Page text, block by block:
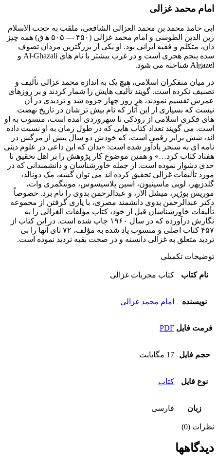
امام محمد غزالی
ابی حامد محمد بن محمد الغزالی الشافعی، ملقب به حجت‌ الاسلام
زین الدین الطوسی و امام محمد غزالی (۴۵۰ — ۵۰۵ ه‍ ق) همه‌ چیز
دان، متکلم و فقیه ایرانی بود. او یکی از بزرگترین مردان تصوف
سده پنجم هجری است و در غرب بیشتر با نام‌ های Al-Ghazali و
Algazel شناخته می‌ شود.
در میان متفکران اسلامی، هیچ‌ یک به اندازه محمد غزالی تألیف و
تصنیف نکرده‌ است. گویند تألیف‌ هایش را شمار کردند و بر روزهای
عمرش تقسیم نمودند، هر روز چهار جزوه شد و تردیدی در آن
نیست که بسیاری از این آثار که نام بیش‌ تر شان در تاریخ نهضت‌
های فکری اسلامی از رودکی تا سهروردی آمده‌ است، منسوب به او
است. می‌ گویند تعداد کتاب‌ هایی که در طول زمان به او نسبت داده‌
اند، شش برابر رقمی است، که خودش دو سال پیش از مرگش در
نامه‌ ای به سنجر یادآور شده‌ است: «بدان که این داعی در علوم دینی
هفتاد کتاب کرد…» و همین موضوع کار پژوهش را بر اهل تحقیق تا
حدی دشوار نموده‌ است. از جمله خاورشناسان و دانشمندانی که در
مورد تألیفات غزالی تحقیق کرده‌ اند می‌ توان گشه، مک دونالد،
گلدزیهر، لویی ماسینیون، اسین پلاسیسوس، مونتگمری وات،
موریس بوژیر، میشل آلار، و عبدالرحمن بدوی را نام برد. خصوصاً
دکتر عبدالرحمن بدوی دانشمند مصری، با یاری گرفتن از مجموعه
تألیفات خاورشناسان قبل از خود، کتاب مؤلفات الغزالی را به
نگارش درآورده که در سال ۱۹۶۰ چاپ شده‌ است. در این کتاب از
۴۵۷ کتاب اصلی و منسوب یاد شده به مؤلف، ۷۲ تای آنها را بی‌
تردید متعلق به غزالی دانسته و در صحت بقیه تردید نموده‌ است.
توضیحات تکمیلی
نام کتاب کتاب مجربات غزالی
نویسنده امام محمد غزالی
فرمت فایل PDF
حجم فایل 17 مگابایت
نوع فایل کتاب
زبان فارسی
نظرات (0)
دیدگاهها